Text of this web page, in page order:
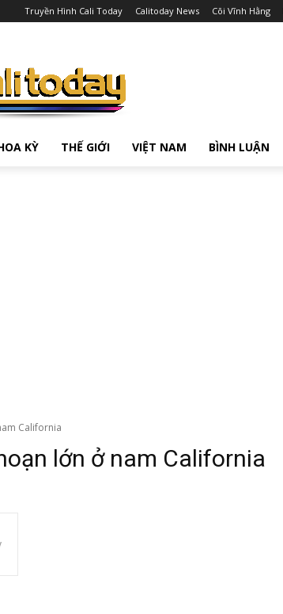
Truyền Hình Cali Today Calitoday News Cõi Vĩnh Hằng
KỲ THẾ GIỚI VIỆT NAM BÌNH LUẬN
California
lớn ở nam California